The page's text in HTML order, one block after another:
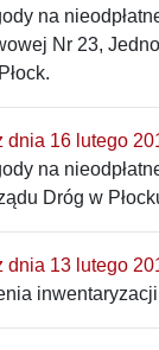
na
Nr 23,
16 lutego
na
Dróg w
13 lutego
inwentaryzacji